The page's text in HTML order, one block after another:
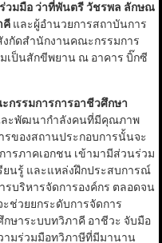
วมมือ ว่าที่พันตรี วัชรพล ลักษณ
คีและผู้อำนวยการสถาบันการ
กัดสำนักงานคณะกรรมการ
เป็นสักขีพยาน ณ อาคาร บิ๊กซี
กรรมการการอาชีวศึกษา
ละพัฒนากำลังคนที่มีคุณภาพ
รของสถานประกอบการนั้นจะ
รภาคเอกชน เข้ามามีส่วนร่วม
นรู้ และแหล่งฝึกประสบการณ์
บริหารจัดการองค์กร ตลอดจน
ช่วยยกระดับการจัดการ
ษาระบบทวิภาคี อาชีวะ จับมือ
ามร่วมมือทวิภาษีที่มีมานาน